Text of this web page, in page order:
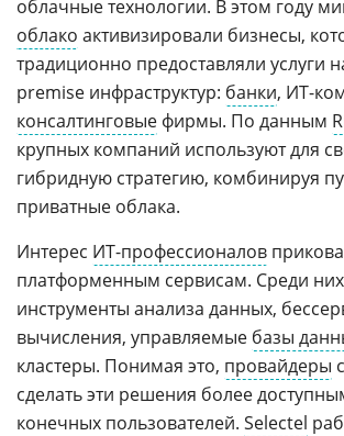
облачные технологии. В этом году
облако активизировали бизнесы,
традиционно предоставляли услуги
premise инфраструктур: банки, ИT-
консалтинговые фирмы. По данным
крупных компаний используют для
гибридную стратегию, комбинируя
приватные облака.
Интерес ИТ-профессионалов
платформенным сервисам. Среди
инструменты анализа данных,
вычисления, управляемые базы
кластеры. Понимая это, провайдеры
сделать эти решения более
конечных пользователей. Selectel